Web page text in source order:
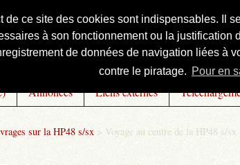
de ce site des cookies sont indispensables. Il
à son fonctionnement ou la
de données de navigation liées à
contre le piratage. Pour en
Annonces Liens externes
sur la HP48 s/sx > Voyage au centre de la HP48 s/